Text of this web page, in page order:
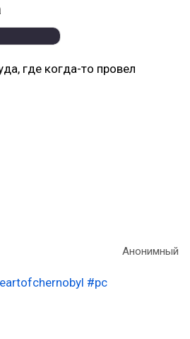
где когда-то провел
Анонимный
#pc